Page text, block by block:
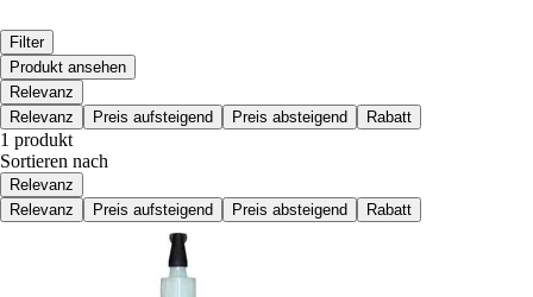
Filter
Produkt ansehen
Relevanz
Relevanz
Preis aufsteigend Preis absteigend Rabatt
1 produkt
Sortieren nach
Relevanz
Relevanz
Preis aufsteigend Preis absteigend Rabatt